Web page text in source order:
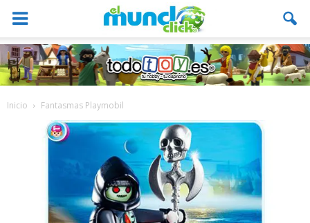
Inicio Fantasmas Playmobil